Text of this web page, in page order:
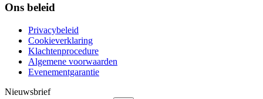
Ons beleid
Privacybeleid
Cookieverklaring
Klachtenprocedure
Algemene voorwaarden
Evenementgarantie
Nieuwsbrief